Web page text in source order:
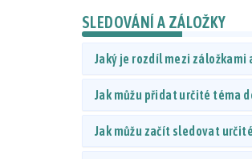
SLEDOVÁNÍ A ZÁLOŽKY
Jaký je rozdíl mezi záložkami
Jak můžu přidat určité téma
Jak můžu začít sledovat